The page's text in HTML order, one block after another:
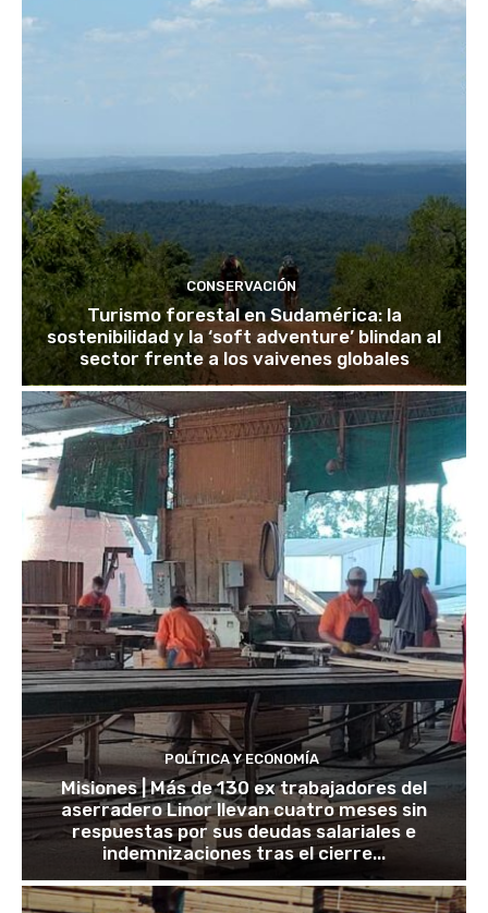
CONSERVACIÓN
Turismo forestal en Sudamérica: la
sostenibilidad y la ‘soft adventure’ blindan al
sector frente a los vaivenes globales
POLÍTICA Y ECONOMÍA
Misiones | Más de 130 ex trabajadores del
aserradero Linor llevan cuatro meses sin
respuestas por sus deudas salariales e
indemnizaciones tras el cierre...